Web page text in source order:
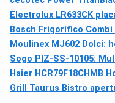
Electrolux LR633CK
Bosch Frigorífico Combi
Moulinex MJ602 Dolci:
Sogo PIZ-SS-10105:
Haier
Grill Taurus Bistro